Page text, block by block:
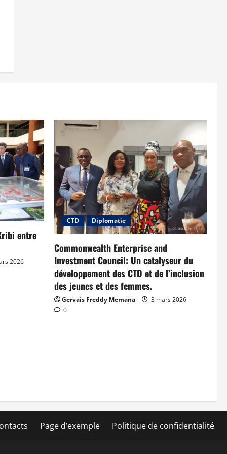
entre
2026
CTD Diplomatie
Commonwealth Enterprise and
Investment Council: Un catalyseur du
développement des CTD et de l’inclusion
des jeunes et des femmes.
Gervais Freddy Memana
3 mars 2026
0
Page d’exemple Politique de confidentialité